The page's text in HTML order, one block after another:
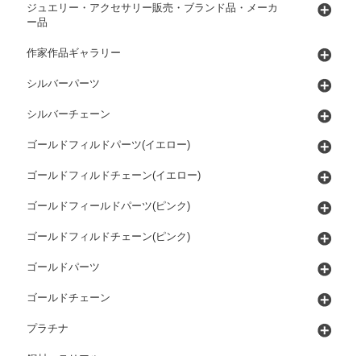
ジュエリー・アクセサリー販売・ブランド品・メーカ
ー品
作家作品ギャラリー
シルバーパーツ
シルバーチェーン
ゴールドフィルドパーツ(イエロー)
ゴールドフィルドチェーン(イエロー)
ゴールドフィールドパーツ(ピンク)
ゴールドフィルドチェーン(ピンク)
ゴールドパーツ
ゴールドチェーン
プラチナ